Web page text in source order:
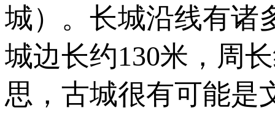
城）。长城沿线有诸
城边长约130米，周
思，古城很有可能是